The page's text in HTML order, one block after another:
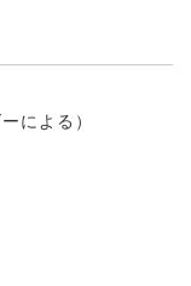
による）